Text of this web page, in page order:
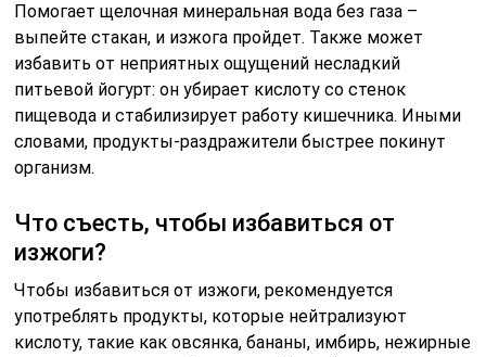
Помогает щелочная минеральная вода без газа –
выпейте стакан, и изжога пройдет. Также может
избавить от неприятных ощущений несладкий
питьевой йогурт: он убирает кислоту со стенок
пищевода и стабилизирует работу кишечника. Иными
словами, продукты-раздражители быстрее покинут
организм.
Что съесть, чтобы избавиться от
изжоги?
Чтобы избавиться от изжоги, рекомендуется
употреблять продукты, которые нейтрализуют
кислоту, такие как овсянка, бананы, имбирь, нежирные